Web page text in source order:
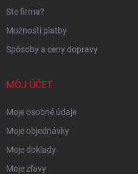
Ste firma?
Možnosti platby
Spôsoby a ceny dopravy
MÔJ ÚČET
Moje osobné údaje
Moje objednávky
Moje doklady
Moje zľavy